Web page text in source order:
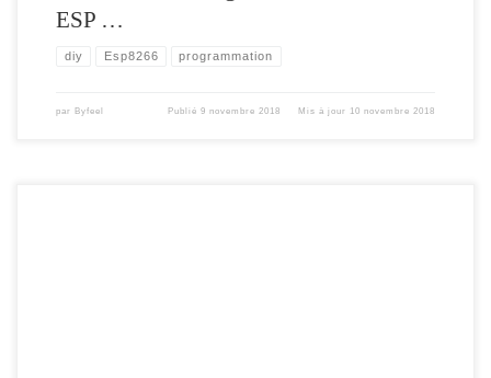
ESP …
diy Esp8266 programmation
par Byfeel Publié9 novembre 2018 Mis à jour 10 novembre 2018